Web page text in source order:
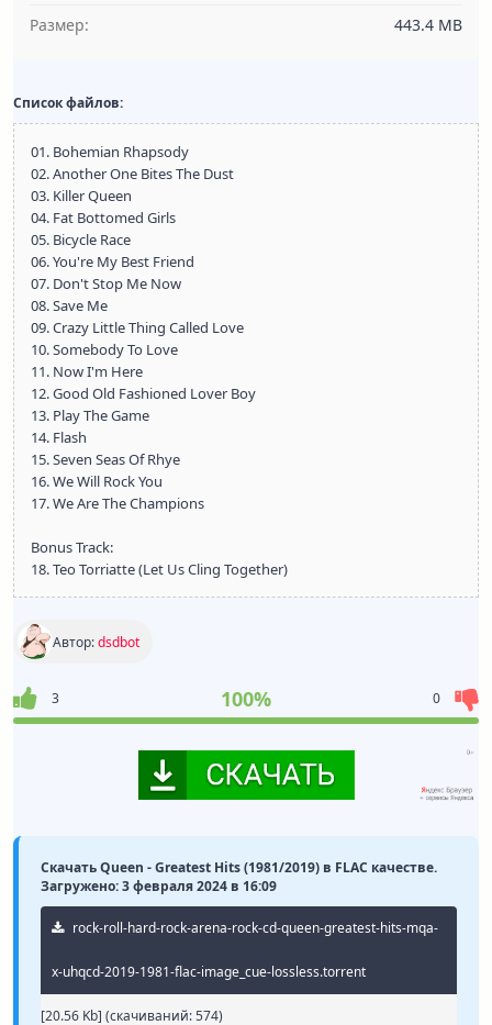
Размер:
443.4 MB
Список файлов:
01. Bohemian Rhapsody
02. Another One Bites The Dust
03. Killer Queen
04. Fat Bottomed Girls
05. Bicycle Race
06. You're My Best Friend
07. Don't Stop Me Now
08. Save Me
09. Crazy Little Thing Called Love
10. Somebody To Love
11. Now I'm Here
12. Good Old Fashioned Lover Boy
13. Play The Game
14. Flash
15. Seven Seas Of Rhye
16. We Will Rock You
17. We Are The Champions
Bonus Track:
18. Teo Torriatte (Let Us Cling Together)
Автор:dsdbot
3 100% 0
Скачать Queen - Greatest Hits (1981/2019) в FLAC качестве.
Загружено: 3 февраля 2024 в 16:09
rock-roll-hard-rock-arena-rock-cd-queen-greatest-hits-mqa-
x-uhqcd-2019-1981-flac-image_cue-lossless.torrent
[20.56 Kb] (cкачиваний: 574)